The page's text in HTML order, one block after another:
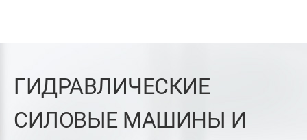
ГИДРАВЛИЧЕСКИЕ
СИЛОВЫЕ МАШИНЫ И